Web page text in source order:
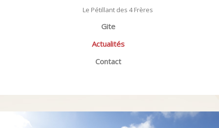
Le Pétillant des 4 Frères
Gite
Actualités
Contact